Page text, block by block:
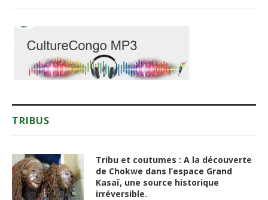
TRIBUS
Tribu et coutumes : A la découverte
de Chokwe dans l’espace Grand
Kasaï, une source historique
irréversible.